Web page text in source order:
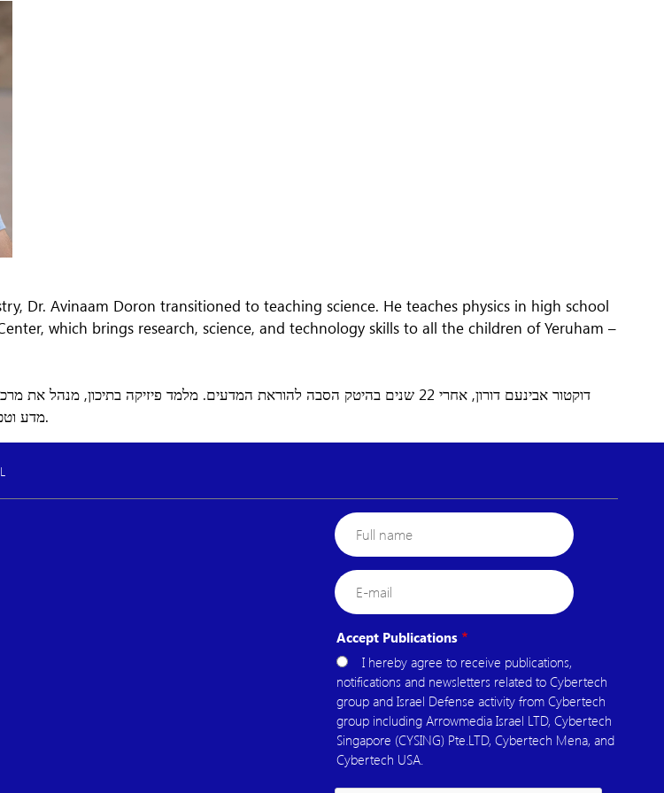
Dr. Avinaam Doron transitioned to teaching science. He teaches physics in high school
which brings research, science, and technology skills to all the children of Yeruham –
דוקטור אבינעם דורון, אחרי 22 שנים בהיטק הסבה להוראת המדעים. מלמד פיזיקה בתיכון,
מדע וטכנולוגיה לכל ילדי ירוחם, מהגן ועד לאקדמיה.
Full
name
E-
mail
Accept Publications
I hereby agree to receive publications,
notifications and newsletters related to Cybertech
group and Israel Defense activity from Cybertech
group including Arrowmedia Israel LTD, Cybertech
Singapore (CYSING) Pte.LTD, Cybertech Mena, and
Cybertech USA.